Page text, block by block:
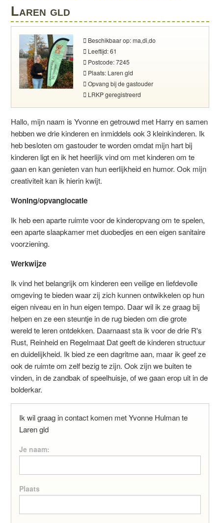
Laren gld
Beschikbaar op: ma,di,do
Leeftijd: 61
Postcode: 7245
Plaats: Laren gld
Opvang bij de gastouder
LRKP geregistreerd
Hallo, mijn naam is Yvonne en getrouwd met Harry en samen
hebben we drie kinderen en inmiddels ook 3 kleinkinderen. Ik
heb besloten om gastouder te worden omdat mijn hart bij
kinderen ligt en ik het heerlijk vind om met kinderen om te
gaan en kan genieten van hun eerlijkheid en humor. Ook mijn
creativiteit kan ik hierin kwijt.
Woning/opvanglocatie
Ik heb een aparte ruimte voor de kinderopvang om te spelen,
een aparte slaapkamer met duobedjes en een eigen sanitaire
voorziening.
Werkwijze
Ik vind het belangrijk om kinderen een veilige en liefdevolle
omgeving te bieden waar zij zich kunnen ontwikkelen op hun
eigen niveau en in hun eigen tempo. Daar wil ik ze graag bij
helpen en ze een steuntje in de rug bieden om die grote
wereld te leren ontdekken. Daarnaast sta ik voor de drie R's
Rust, Reinheid en Regelmaat Dat geeft de kinderen structuur
en duidelijkheid. Ik bied ze een dagritme aan, maar ik geef ze
ook de ruimte om zelf bezig te zijn. Ook zijn we buiten te
vinden, in de zandbak of speelhuisje, of we gaan erop uit in de
bolderkar.
Ik wil graag in contact komen met Yvonne Hulman te
Laren gld
Je naam:
Plaats